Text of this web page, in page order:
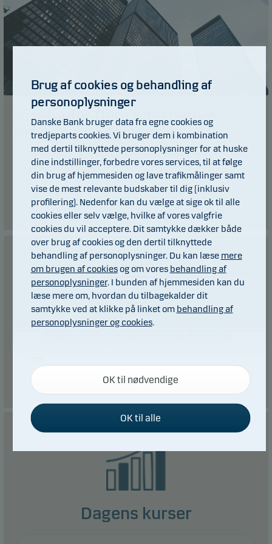
Vi tilbyder flere alternative
fonde og hedgefonde
Fondene tilbydes eksklusivt til Danske Bank kunder, der
opfylder visse krav.
Læs mere
Dagens kurser
Brug af cookies og behandling af
personoplysninger
Danske Bank bruger data fra egne cookies og
tredjeparts cookies. Vi bruger dem i kombination
med dertil tilknyttede personoplysninger for at huske
dine indstillinger, forbedre vores services, til at følge
din brug af hjemmesiden og lave trafikmålinger samt
vise de mest relevante budskaber til dig (inklusiv
profilering). Nedenfor kan du vælge at sige ok til alle
cookies eller selv vælge, hvilke af vores valgfrie
cookies du vil acceptere. Dit samtykke dækker både
over brug af cookies og den dertil tilknyttede
behandling af personoplysninger. Du kan læse mere
om brugen af cookiesog om vores behandling af
personoplysninger. I bunden af hjemmesiden kan du
læse mere om, hvordan du tilbagekalder dit
samtykke ved at klikke på linket om behandling af
personoplysninger og cookies.
Nødvendige
Disse cookies hjælper med at sikre, at vores
hjemmeside fungerer ved at aktivere
grundlæggende funktioner som for eksempel
sidenavigation og adgang til sikre områder på
at huske dine valg af indstillinger.
OK til nødvendige
OK til alle